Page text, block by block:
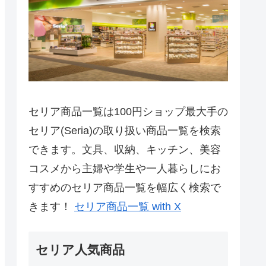
セリア商品一覧は100円ショップ最大手の
セリア(Seria)の取り扱い商品一覧を検索
できます。文具、収納、キッチン、美容
コスメから主婦や学生や一人暮らしにお
すすめのセリア商品一覧を幅広く検索で
きます！ セリア商品一覧 with X
セリア人気商品